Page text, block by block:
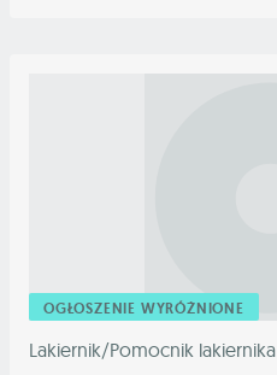
OGŁOSZENIE WYRÓŻNIONE
Lakiernik/Pomocnik lakiernika